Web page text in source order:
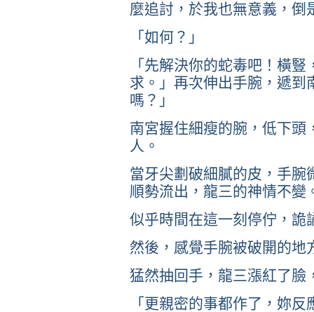
麼追討，於我也無意義，
「如何？」
「先解決你的蛇毒吧！橫
求。」再次伸出手腕，遞到
嗎？」
南宮握住細瘦的腕，低下頭
人。
當牙尖劃破細膩的皮，手腕
順勢流出，龍三的神情不變
似乎時間在這一刻停佇，詭
然後，感覺手腕被破開的
猛然抽回手，龍三漲紅了臉
「更親密的事都作了，妳反